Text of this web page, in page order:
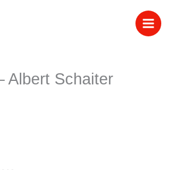
Albert Schaiter